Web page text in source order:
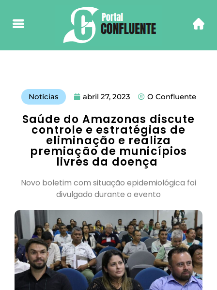
Notícias abril 27, 2023 O Confluente
Saúde do Amazonas discute
controle e estratégias de
eliminação e realiza
premiação de municípios
livres da doença
Novo boletim com situação epidemiológica foi
divulgado durante o evento